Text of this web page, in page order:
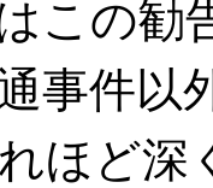
この勧
事件以
ほど深